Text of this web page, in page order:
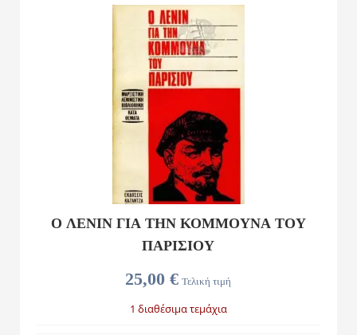
25,00 € Τελική τιμή
Ο ΛΕΝΙΝ ΓΙΑ ΤΗΝ ΚΟΜΜΟΥΝΑ ΤΟΥ
ΠΑΡΙΣΙΟΥ
1 διαθέσιμα τεμάχια